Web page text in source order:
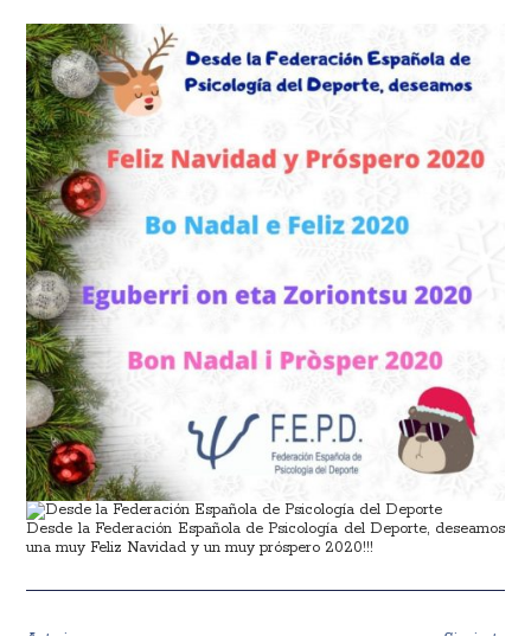
Desde la Federación Española de Psicología del Deporte, deseamos
una muy Feliz Navidad y un muy próspero 2020!!!